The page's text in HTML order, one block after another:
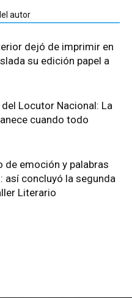
autor
dejó de imprimir en
su edición papel a
Locutor Nacional: La
cuando todo
de emoción y palabras
así concluyó la segunda
Literario